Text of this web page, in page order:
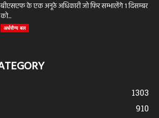
बीएसएफ के एक अनूठे अधिकारी जो फिर सम्भालेंगे 1 दिसम्बर
को...
अर्धसैन्य बल
1303
910